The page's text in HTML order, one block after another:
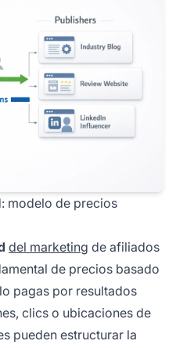
modelo de precios
del marketing de afiliados
de precios basado
pagas por resultados
clics o ubicaciones de
pueden estructurar la